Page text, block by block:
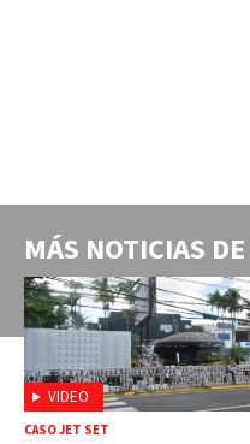
MÁS NOTICIAS DE
VIDEO
CASO JET SET